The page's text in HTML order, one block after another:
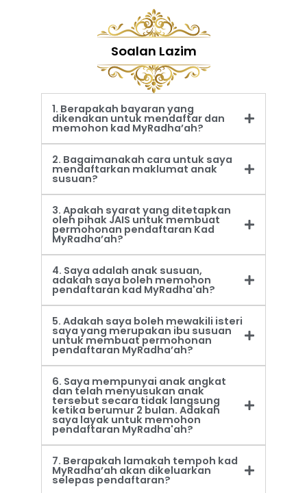
Soalan Lazim
1. Berapakah bayaran yang
dikenakan untuk mendaftar dan
memohon kad MyRadha’ah?
2. Bagaimanakah cara untuk saya
mendaftarkan maklumat anak
susuan?
3. Apakah syarat yang ditetapkan
oleh pihak JAIS untuk membuat
permohonan pendaftaran Kad
MyRadha’ah?
4. Saya adalah anak susuan,
adakah saya boleh memohon
pendaftaran kad MyRadha'ah?
5. Adakah saya boleh mewakili isteri
saya yang merupakan ibu susuan
untuk membuat permohonan
pendaftaran MyRadha’ah?
6. Saya mempunyai anak angkat
dan telah menyusukan anak
tersebut secara tidak langsung
ketika berumur 2 bulan. Adakah
saya layak untuk memohon
pendaftaran MyRadha'ah?
7. Berapakah lamakah tempoh kad
MyRadha’ah akan dikeluarkan
selepas pendaftaran?